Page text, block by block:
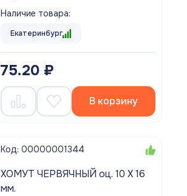
шурупом (1/50)
Наличие товара:
Екатеринбург
75.20 ₽
В корзину
Код: 00000001344
ХОМУТ ЧЕРВЯЧНЫЙ оц. 10 Х 16
мм.